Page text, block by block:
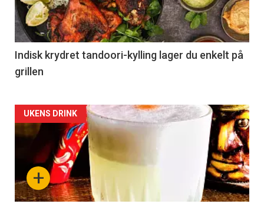
Indisk krydret tandoori-kylling lager du enkelt på
grillen
Forsiden
akkurat
nå
-
+
UKENS DRINK